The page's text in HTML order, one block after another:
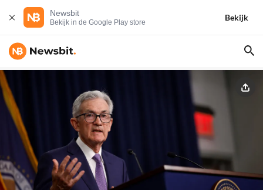
Newsbit
Bekijk in de Google Play store
Bekijk